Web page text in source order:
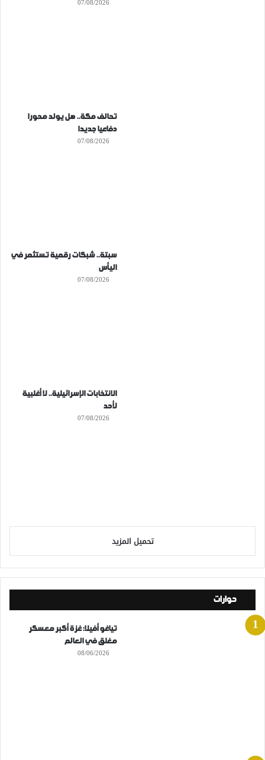
تحالف مكة.. هل يولد محورا
دفاعيا جديدا
07/08/2026
سبتة.. شبكات رقمية تستثمر في
اليأس
07/08/2026
الانتخابات الإسرائيلية.. لا أغلبية
لأحد
07/08/2026
تحميل المزيد
حوارات
تياغو أفيلا: غزة أكبر معسكر
مغلق في العالم
08/06/2026